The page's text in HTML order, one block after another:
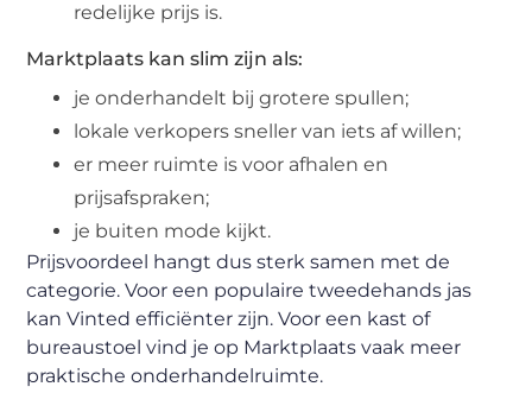
redelijke prijs is.
Marktplaats kan slim zijn als:
je onderhandelt bij grotere spullen;
lokale verkopers sneller van iets af willen;
er meer ruimte is voor afhalen en
prijsafspraken;
je buiten mode kijkt.
Prijsvoordeel hangt dus sterk samen met de
categorie. Voor een populaire tweedehands jas
kan Vinted efficiënter zijn. Voor een kast of
bureaustoel vind je op Marktplaats vaak meer
praktische onderhandelruimte.